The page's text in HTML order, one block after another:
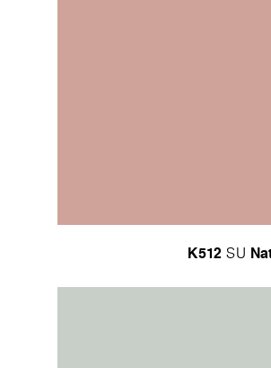
K512 SU